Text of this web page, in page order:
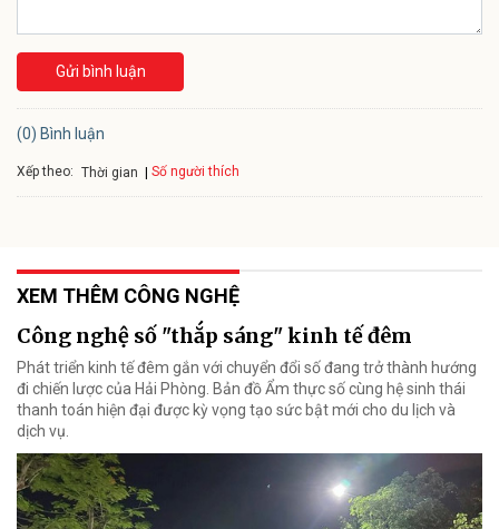
Gửi bình luận
(0) Bình luận
Xếp theo: Thời gian Số người thích
XEM THÊM CÔNG NGHỆ
Công nghệ số "thắp sáng" kinh tế đêm
Phát triển kinh tế đêm gắn với chuyển đổi số đang trở thành hướng
đi chiến lược của Hải Phòng. Bản đồ Ẩm thực số cùng hệ sinh thái
thanh toán hiện đại được kỳ vọng tạo sức bật mới cho du lịch và
dịch vụ.